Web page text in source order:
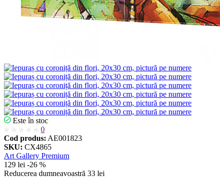
Este în stoc
0
Cod produs: AE001823
SKU: CX4865
Art Gallery Premium
129 lei -26 %
Reducerea dumneavoastră 33 lei